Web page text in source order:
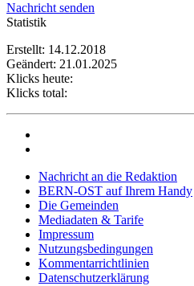
Nachricht senden
Statistik
Erstellt: 14.12.2018
Geändert: 21.01.2025
Klicks heute:
Klicks total:
Nachricht an die Redaktion
BERN-OST auf Ihrem Handy
Die Gemeinden
Mediadaten & Tarife
Impressum
Nutzungsbedingungen
Kommentarrichtlinien
Datenschutzerklärung